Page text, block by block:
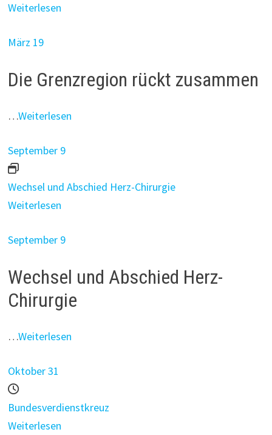
Weiterlesen
März 19
Die Grenzregion rückt zusammen
…Weiterlesen
September 9
Wechsel und Abschied Herz-Chirurgie
Weiterlesen
September 9
Wechsel und Abschied Herz-
Chirurgie
…Weiterlesen
Oktober 31
Bundesverdienstkreuz
Weiterlesen